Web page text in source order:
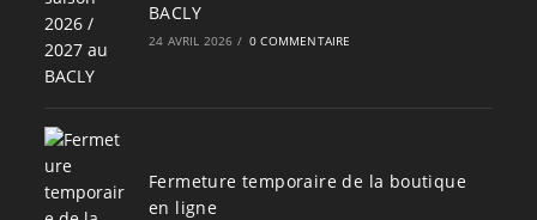
BACLY
24 AVRIL 2026 / 0 COMMENTAIRE
Fermeture temporaire de la boutique
en ligne